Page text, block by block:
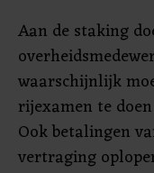
Aan de staking
waarschijnlijk
rijexamen te
Ook betalingen
vertraging